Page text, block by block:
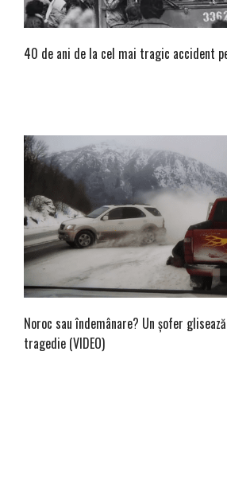
40 de ani de la cel mai tragic accident
Noroc sau îndemânare? Un șofer
tragedie (VIDEO)